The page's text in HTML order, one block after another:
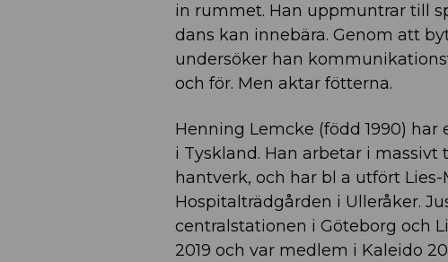
in rummet. Han uppmuntrar till
dans kan innebära. Genom att
undersöker han
och för. Men aktar fötterna.
Henning Lemcke (född 1990)
i Tyskland. Han arbetar i
hantverk, och har bl a utfört
Hospitalträdgården i Ulleråker.
centralstationen i Göteborg och
2019 och var medlem i Kaleido